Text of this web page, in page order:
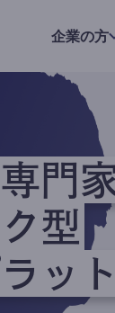
企業の方
門
型
ッ